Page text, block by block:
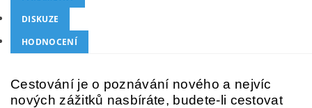
DISKUZE
HODNOCENÍ
Cestování je o poznávání nového a nejvíc
nových zážitků nasbíráte, budete-li cestovat